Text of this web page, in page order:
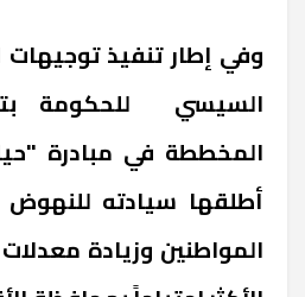
وفي إطار تنفيذ توجيهات
السيسي للحكومة
المخططة في مبادرة
أطلقها سيادته
المواطنين وزيادة